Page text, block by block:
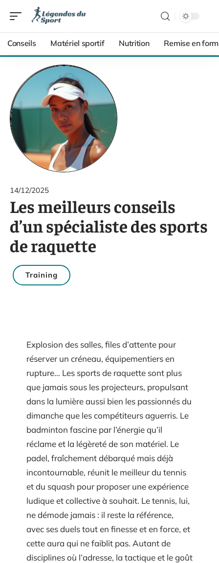
Conseils Matériel sportif Nutrition Remise en
14/12/2025
Les meilleurs conseils
d’un spécialiste des sports
de raquette
Training
Explosion des salles, files d’attente pour
réserver un créneau, équipementiers en
rupture… Les sports de raquette sont plus
que jamais sous les projecteurs, propulsant
dans la lumière aussi bien les passionnés du
dimanche que les compétiteurs aguerris. Le
badminton fascine par l’énergie qu’il
réclame et la légèreté de son matériel. Le
padel, fraîchement débarqué mais déjà
incontournable, réunit le meilleur du tennis
et du squash pour proposer une expérience
ludique et collective à souhait. Le tennis, lui,
ne démode jamais : il reste la référence,
avec ses duels tout en finesse et en force, et
cette aura qui ne faiblit pas. Autant de
disciplines où l’adresse, la tactique et le goût